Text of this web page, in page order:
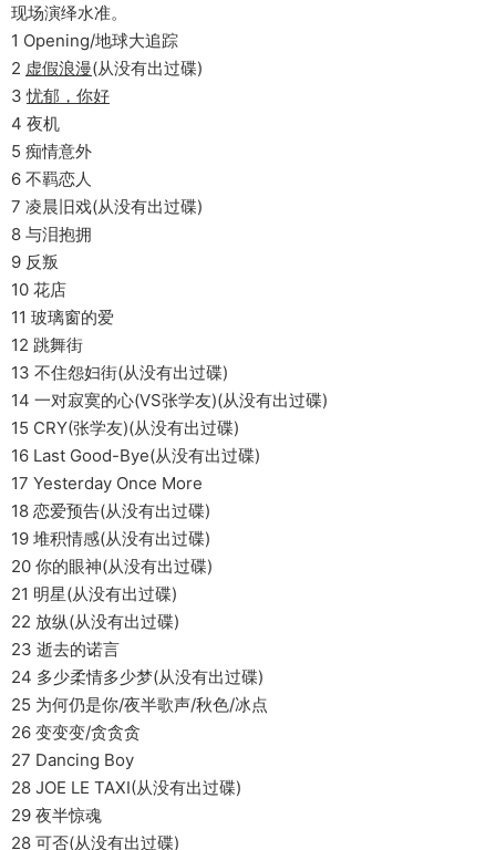
现场演绎水准。
1 Opening/地球大追踪
2 虚假浪漫(从没有出过碟)
3忧郁，你好
4 夜机
5 痴情意外
6 不羁恋人
7 凌晨旧戏(从没有出过碟)
8 与泪抱拥
9 反叛
10 花店
11 玻璃窗的爱
12 跳舞街
13 不住怨妇街(从没有出过碟)
14 一对寂寞的心(VS张学友)(从没有出过碟)
15 CRY(张学友)(从没有出过碟)
16 Last Good-Bye(从没有出过碟)
17 Yesterday Once More
18 恋爱预告(从没有出过碟)
19 堆积情感(从没有出过碟)
20 你的眼神(从没有出过碟)
21 明星(从没有出过碟)
22 放纵(从没有出过碟)
23 逝去的诺言
24 多少柔情多少梦(从没有出过碟)
25 为何仍是你/夜半歌声/秋色/冰点
26 变变变/贪贪贪
27 Dancing Boy
28 JOE LE TAXI(从没有出过碟)
29 夜半惊魂
28 可否(从没有出过碟)